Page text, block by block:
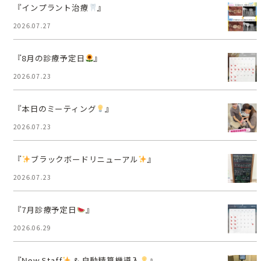
『インプラント治療 』
2026.07.27
『8月の診療予定日 』
2026.07.23
『本日のミーティング 』
2026.07.23
『 ブラックボードリニューアル 』
2026.07.23
『7月診療予定日 』
2026.06.29